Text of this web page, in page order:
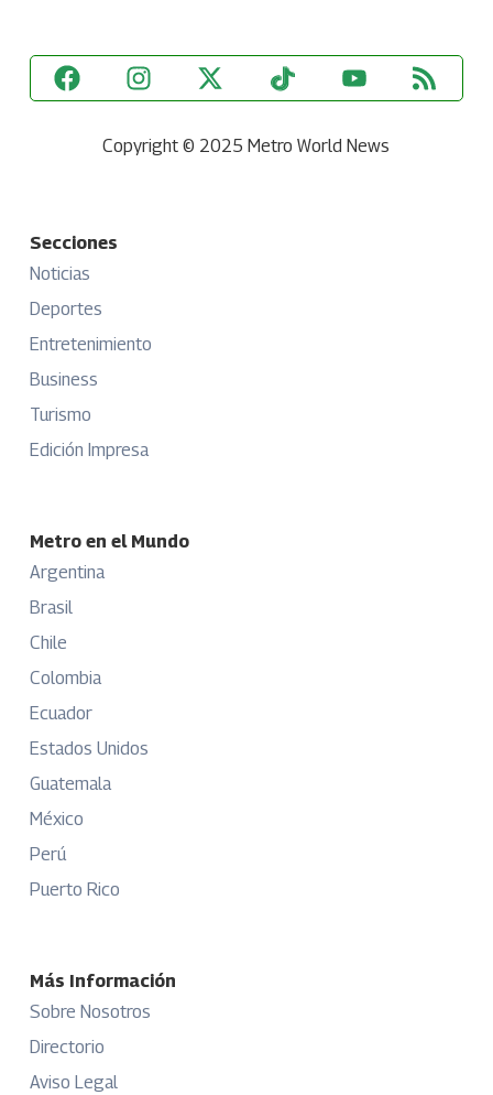
Copyright © 2025 Metro World News
Secciones
Noticias
Deportes
Entretenimiento
Business
Turismo
Edición Impresa
Metro en el Mundo
Argentina
Brasil
Chile
Colombia
Ecuador
Estados Unidos
Guatemala
México
Perú
Puerto Rico
Más Información
Sobre Nosotros
Directorio
Aviso Legal